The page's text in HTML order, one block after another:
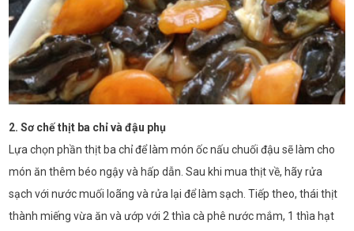
2. Sơ chế thịt ba chỉ và đậu phụ
Lựa chọn phần thịt ba chỉ để làm món ốc nấu chuối đậu sẽ làm cho
món ăn thêm béo ngậy và hấp dẫn. Sau khi mua thịt về, hãy rửa
sạch với nước muối loãng và rửa lại để làm sạch. Tiếp theo, thái thịt
thành miếng vừa ăn và ướp với 2 thìa cà phê nước mắm, 1 thìa hạt